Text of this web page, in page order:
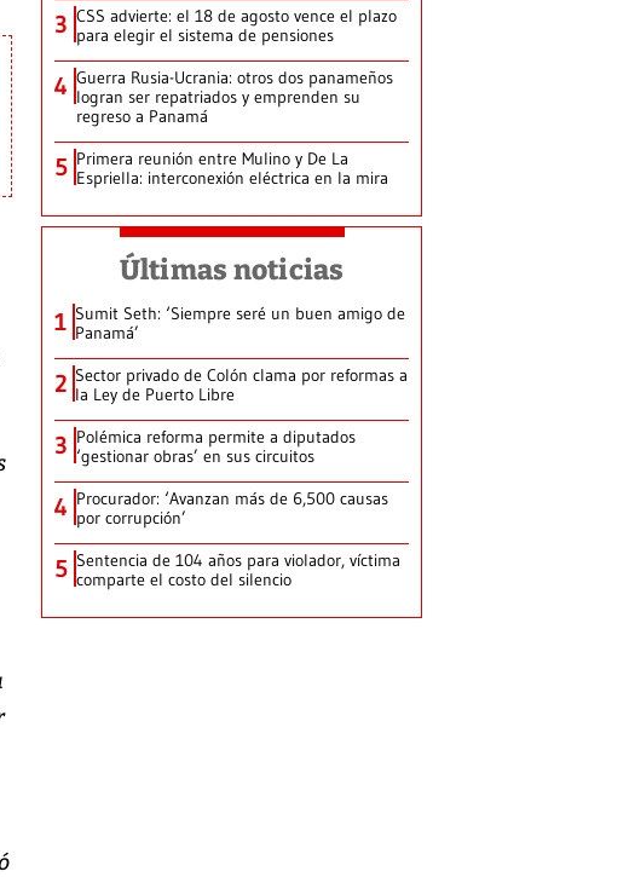
3 CSS advierte: el 18 de agosto vence el plazo
para elegir el sistema de pensiones
4 Guerra Rusia-Ucrania: otros dos panameños
logran ser repatriados y emprenden su
regreso a Panamá
5 Primera reunión entre Mulino y De La
Espriella: interconexión eléctrica en la mira
Últimas noticias
1 Sumit Seth: ‘Siempre seré un buen amigo de
Panamá’
2 Sector privado de Colón clama por reformas a
la Ley de Puerto Libre
3 Polémica reforma permite a diputados
‘gestionar obras’ en sus circuitos
4 Procurador: ‘Avanzan más de 6,500 causas
por corrupción’
5 Sentencia de 104 años para violador, víctima
comparte el costo del silencio